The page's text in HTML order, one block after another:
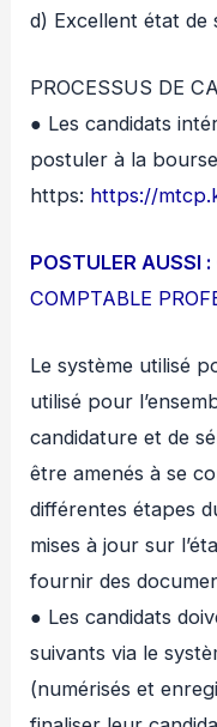
d) Excellent état de
PROCESSUS DE
● Les candidats
postuler à la
https: https://
POSTULER AUSSI :
COMPTABLE
Le système utilisé
utilisé pour
candidature et de
être amenés à se
différentes étapes
mises à jour sur
fournir des
● Les candidats
suivants via le
(numérisés et